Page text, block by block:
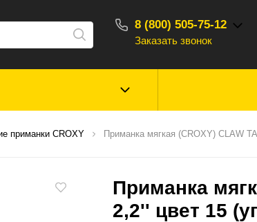
8 (800) 505-75-12
Заказать звонок
ароматизаторы
Сторонние
приманки CROXY Приманка мягкая (CROXY) CLAW
Приманка
2,2'' цвет 15